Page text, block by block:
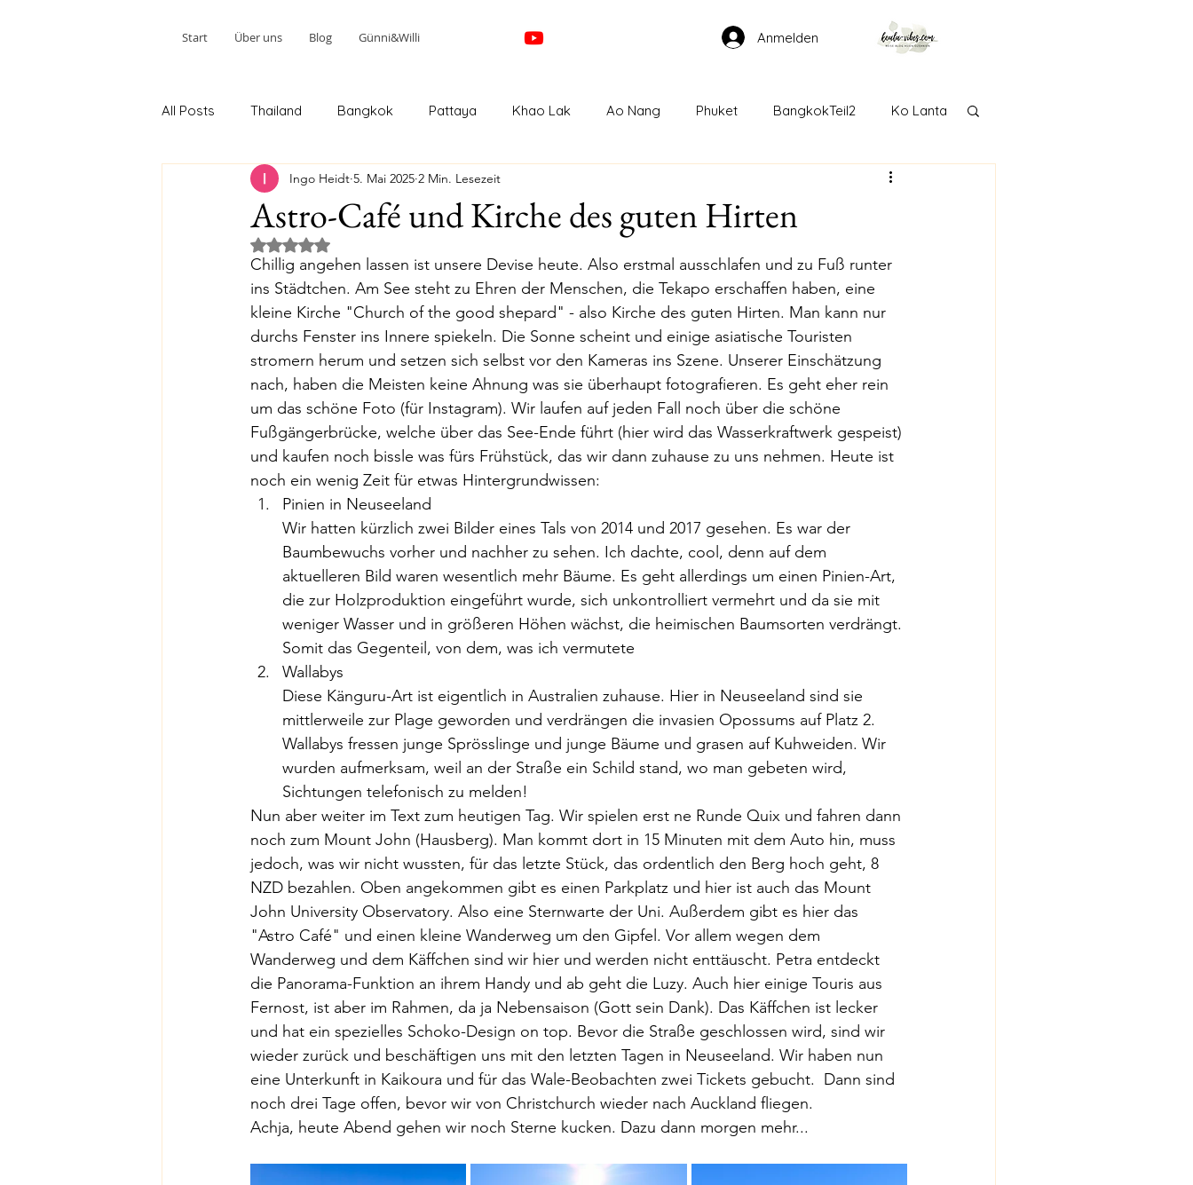
Start Über uns Blog Günni&Willi Anmelden
All Posts Thailand Bangkok Pattaya Khao Lak Ao Nang Phuket BangkokTeil2 Ko Lanta
Ao Nang 2.Teil Phuket 2.Teil Kuala Lumpur Langkawi
Kuala Lumpur 2. Teil
Melbourne 2. Stopp Sydney Auckland Papamoa Taupo Wellington Taranaki
Astro-Café und Kirche des guten Hirten
Ingo Heidt 5. Mai 2025 2 Min. Lesezeit
Mit NaN von 5 Sternen bewertet.
Chillig angehen lassen ist unsere Devise heute. Also erstmal ausschlafen und zu Fuß runter
ins Städtchen. Am See steht zu Ehren der Menschen, die Tekapo erschaffen haben, eine
kleine Kirche "Church of the good shepard" - also Kirche des guten Hirten. Man kann nur
durchs Fenster ins Innere spiekeln. Die Sonne scheint und einige asiatische Touristen
stromern herum und setzen sich selbst vor den Kameras ins Szene. Unserer Einschätzung
nach, haben die Meisten keine Ahnung was sie überhaupt fotografieren. Es geht eher rein
um das schöne Foto (für Instagram). Wir laufen auf jeden Fall noch über die schöne
Fußgängerbrücke, welche über das See-Ende führt (hier wird das Wasserkraftwerk gespeist)
und kaufen noch bissle was fürs Frühstück, das wir dann zuhause zu uns nehmen. Heute ist
noch ein wenig Zeit für etwas Hintergrundwissen:
Pinien in Neuseeland
Wir hatten kürzlich zwei Bilder eines Tals von 2014 und 2017 gesehen. Es war der
Baumbewuchs vorher und nachher zu sehen. Ich dachte, cool, denn auf dem
aktuelleren Bild waren wesentlich mehr Bäume. Es geht allerdings um einen Pinien-Art,
die zur Holzproduktion eingeführt wurde, sich unkontrolliert vermehrt und da sie mit
weniger Wasser und in größeren Höhen wächst, die heimischen Baumsorten verdrängt.
Somit das Gegenteil, von dem, was ich vermutete
Wallabys
Diese Känguru-Art ist eigentlich in Australien zuhause. Hier in Neuseeland sind sie
mittlerweile zur Plage geworden und verdrängen die invasien Opossums auf Platz 2.
Wallabys fressen junge Sprösslinge und junge Bäume und grasen auf Kuhweiden. Wir
wurden aufmerksam, weil an der Straße ein Schild stand, wo man gebeten wird,
Sichtungen telefonisch zu melden!
Nun aber weiter im Text zum heutigen Tag. Wir spielen erst ne Runde Quix und fahren dann
noch zum Mount John (Hausberg). Man kommt dort in 15 Minuten mit dem Auto hin, muss
jedoch, was wir nicht wussten, für das letzte Stück, das ordentlich den Berg hoch geht, 8
NZD bezahlen. Oben angekommen gibt es einen Parkplatz und hier ist auch das Mount
John University Observatory. Also eine Sternwarte der Uni. Außerdem gibt es hier das
"Astro Café" und einen kleine Wanderweg um den Gipfel. Vor allem wegen dem
Wanderweg und dem Käffchen sind wir hier und werden nicht enttäuscht. Petra entdeckt
die Panorama-Funktion an ihrem Handy und ab geht die Luzy. Auch hier einige Touris aus
Fernost, ist aber im Rahmen, da ja Nebensaison (Gott sein Dank). Das Käffchen ist lecker
und hat ein spezielles Schoko-Design on top. Bevor die Straße geschlossen wird, sind wir
wieder zurück und beschäftigen uns mit den letzten Tagen in Neuseeland. Wir haben nun
eine Unterkunft in Kaikoura und für das Wale-Beobachten zwei Tickets gebucht.  Dann sind
noch drei Tage offen, bevor wir von Christchurch wieder nach Auckland fliegen.
Achja, heute Abend gehen wir noch Sterne kucken. Dazu dann morgen mehr...